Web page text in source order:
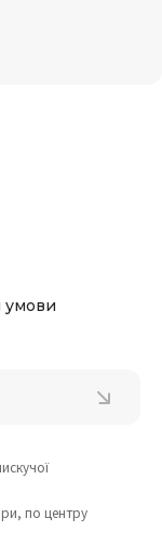
умови
по центру